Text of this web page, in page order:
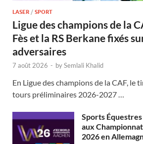
LASER / SPORT
Ligue des champions de la
Fès et la RS Berkane fixés
adversaires
7 août 2026 - bySemlali Khalid
En Ligue des champions de la CAF, le
tours préliminaires 2026-2027 …
Sports
aux
2026 en